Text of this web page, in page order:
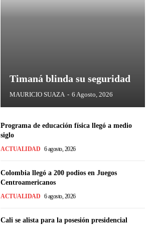
Timaná blinda su seguridad
MAURICIO SUAZA - 6 Agosto, 2026
Programa de educación física llegó a medio
siglo
ACTUALIDAD 6 agosto, 2026
Colombia llegó a 200 podios en Juegos
Centroamericanos
ACTUALIDAD 6 agosto, 2026
Cali se alista para la posesión presidencial